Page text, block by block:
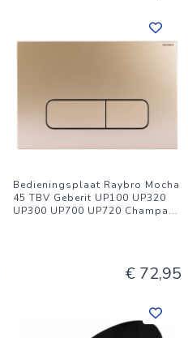
Bedieningsplaat Raybro Mocha
45 TBV Geberit UP100 UP320
UP300 UP700 UP720 Champa...
€ 72,95